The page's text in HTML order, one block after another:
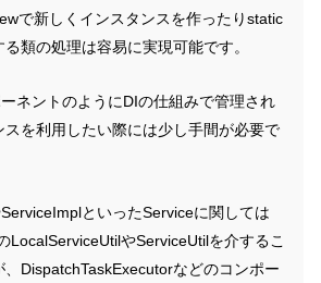
で新しくインスタンスを作ったりstatic
類の処理は容易に実現可能です。
ネントのようにDIの仕組みで管理され
スを利用したい際には少し手間が必要で
といったServiceに関しては
LocalServiceUtilやServiceUtilを介するこ
、DispatchTaskExecutorなどのコンポー